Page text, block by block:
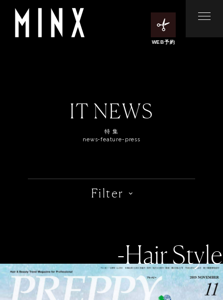
WEB予約
IT NEWS
特 集
news-feature-press
Filter
-Hair Style